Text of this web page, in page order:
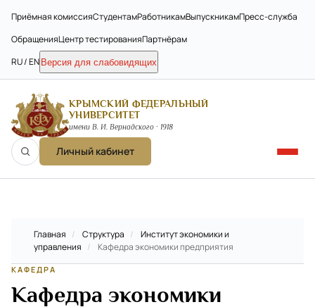
Приёмная комиссияСтудентамРаботникамВыпускникамПресс-служба
ОбращенияЦентр тестированияПартнёрам
RU / EN Версия для слабовидящих
КРЫМСКИЙ ФЕДЕРАЛЬНЫЙ
УНИВЕРСИТЕТ
имени В. И. Вернадского · 1918
Личный кабинет
Главная / Структура /
Институт экономики и
управления / Кафедра экономики предприятия
КАФЕДРА
Кафедра экономики